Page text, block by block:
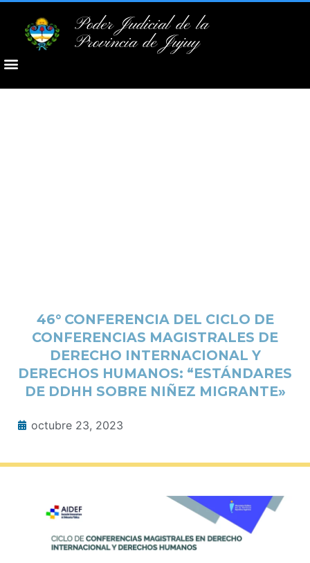
Poder Judicial de la
Provincia de Jujuy
46° CONFERENCIA DEL CICLO DE
CONFERENCIAS MAGISTRALES DE
DERECHO INTERNACIONAL Y
DERECHOS HUMANOS: “ESTÁNDARES
DE DDHH SOBRE NIÑEZ MIGRANTE»
octubre 23, 2023